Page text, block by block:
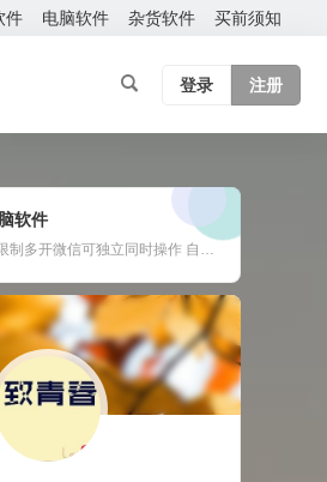
件 电脑软件 杂货软件 买前须知
登录 注册
软件
无限制多开微信可独立同时操作 自动换群一键拉群 支持多群同时爆粉自动换群拉群 免打扰检测僵尸粉僵尸群自动退出 定时群发支持推送名片链接公众号 支持导入手机号添加 修复加群好友功能，无限制添加 新增自动换群自动进群 自动收款自动语音提示 自动通过好友申请